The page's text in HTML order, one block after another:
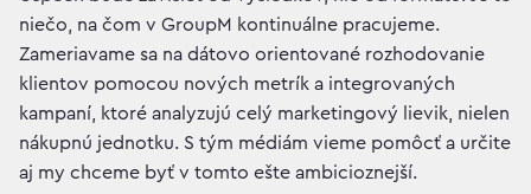
niečo, na čom v GroupM kontinuálne pracujeme.
Zameriavame sa na dátovo orientované rozhodovanie
klientov pomocou nových metrík a integrovaných
kampaní, ktoré analyzujú celý marketingový lievik, nielen
nákupnú jednotku. S tým médiám vieme pomôcť a určite
aj my chceme byť v tomto ešte ambicioznejší.